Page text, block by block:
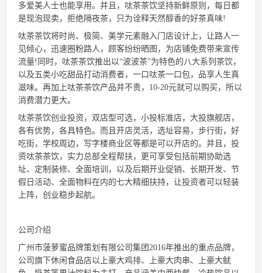
多爱美人士也能享用。并且，呔茶茶饮坚持新鲜原则，每日都
是现泡现卖，拒绝隔夜茶，只为诠释天然醇香的好茶真味!
呔茶茶饮将时尚、极简、美学元素融入门店设计上，让路人一
见倾心，迅速圈粉路人，顾客纷纷晒图，为店铺免费带来宣传
流量!同时，呔茶茶饮推出以“波波茶”为特色的八大系列茶饮，
以及五类小吃甜品打动消费者，一口呔茶一口包，品享人生真
滋味。再加上呔茶茶饮产品并不贵，10-20元就可以购买，所以
消费潜力更大。
呔茶茶饮创业投资，双店型可选，小投标准店，大投旗舰店，
各有优势，各具特色。而且开店灵活，选址容易，步行街，好
吃街，学校周边，写字楼商业区等都是可以开店的。并且，投
资呔茶茶饮，实力总部全程帮扶，更可享受包括前期协助选
址、定制装修、全面培训，以及后期开业促销、长期开发、节
假日活动、全面物料在内的七大精细扶持，让投资者可以轻装
上阵，创业稳步起航。
公司介绍
广州市菠萝蜜品牌策划有限公司集团2016年推出的重点品牌，
公司旗下休闲食品店以上豪大鸡排、上豪大肉串、上豪大鱿